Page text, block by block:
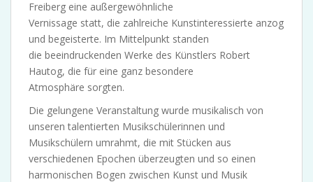
Freiberg eine außergewöhnliche
Vernissage statt, die zahlreiche Kunstinteressierte anzog
und begeisterte. Im Mittelpunkt standen
die beeindruckenden Werke des Künstlers Robert
Hautog, die für eine ganz besondere
Atmosphäre sorgten.
Die gelungene Veranstaltung wurde musikalisch von
unseren talentierten Musikschülerinnen und
Musikschülern umrahmt, die mit Stücken aus
verschiedenen Epochen überzeugten und so einen
harmonischen Bogen zwischen Kunst und Musik